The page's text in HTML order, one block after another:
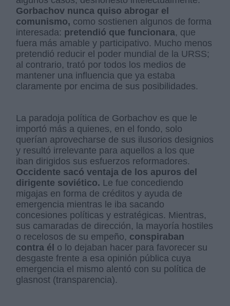
Gorbachov nunca quiso abrogar el
comunismo, como sostienen algunos de forma
interesada: pretendió que funcionara, que
fuera más amable y participativo. Mucho menos
pretendió reducir el poder mundial de la URSS;
al contrario, trató por todos los medios de
mantener una influencia que ya estaba
claramente por encima de sus posibilidades.
La paradoja política de Gorbachov es que le
importó más a quienes, en el fondo, solo
querían aprovecharse de sus ilusorios designios
y resultó irrelevante para aquellos a los que
iban dirigidos sus esfuerzos reformadores.
Occidente sacó ventaja de los apuros del
dirigente soviético. Le fue concediendo
migajas en forma de créditos y ayuda de
emergencia mientras le iba sacando
concesiones políticas y estratégicas. Mientras,
sus camaradas de dirección, la mayoría hostiles
o recelosos de su empeño, conspiraban
contra él o lo dejaban hacer para favorecer su
desgaste frente a esa opinión pública cuya
emergencia el mismo alentó con su política de
glasnost (transparencia).